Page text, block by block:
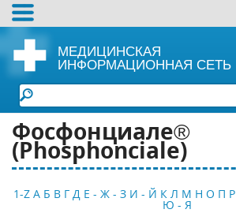
МЕДИЦИНСКАЯ
ИНФОРМАЦИОННАЯ СЕТЬ
Фосфонциале®
(Phosphonciale)
1-Z А Б В Г Д Е - Ж - З И - Й К Л М Н О П Р
Ю - Я